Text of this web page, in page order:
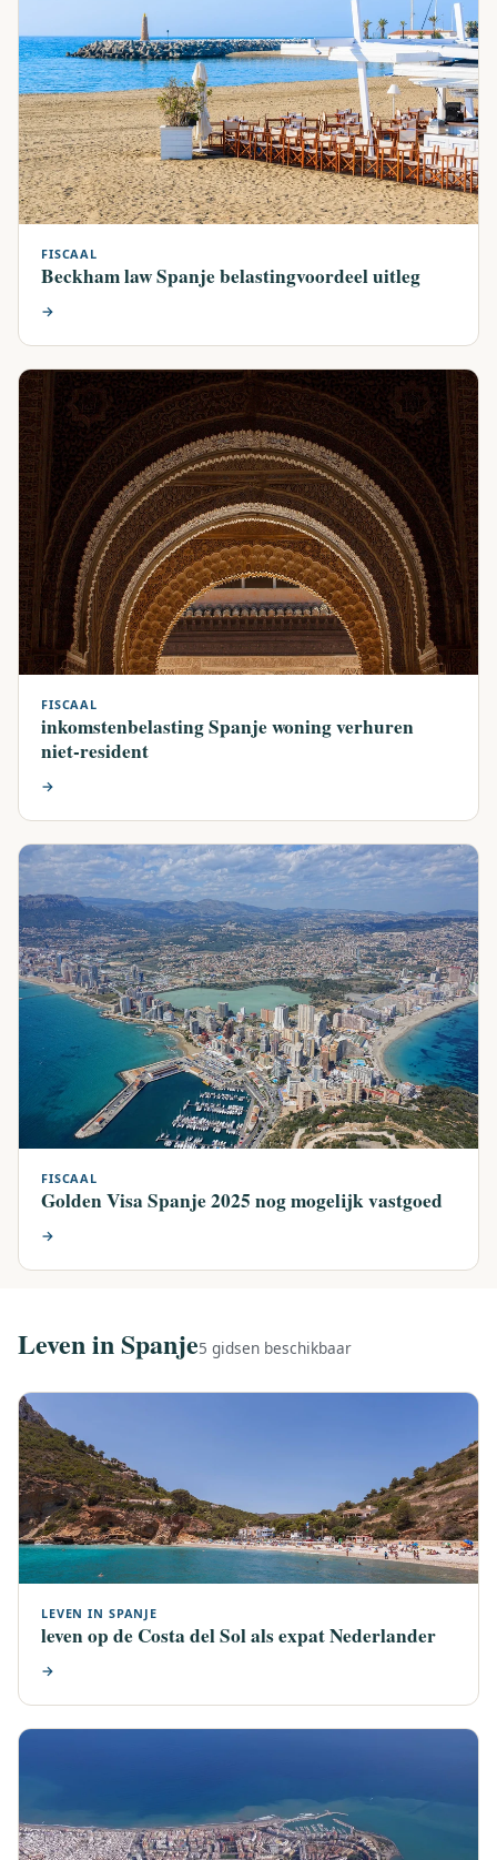
FISCAAL
Beckham law Spanje belastingvoordeel uitleg
→
FISCAAL
inkomstenbelasting Spanje woning verhuren
niet-resident
→
FISCAAL
Golden Visa Spanje 2025 nog mogelijk vastgoed
→
Leven in Spanje5 gidsen beschikbaar
LEVEN IN SPANJE
leven op de Costa del Sol als expat Nederlander
→